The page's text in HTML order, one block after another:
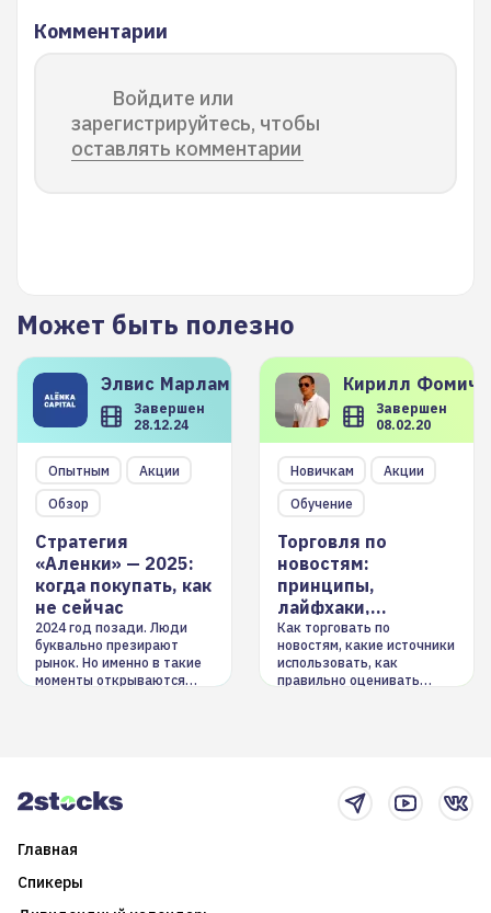
Комментарии
Войдите или
зарегистрируйтесь, чтобы
оставлять комментарии
Может быть полезно
Элвис Марламов
Завершен
28.12.24
Опытным
Акции
Обзор
Стратегия
«Аленки» — 2025:
когда покупать, как
не сейчас
2024 год позади. Люди
буквально презирают
рынок. Но именно в такие
моменты открываются
Кирилл
Завершен
08.02.20
Новичкам
Акции
Обучение
Торговля по
новостям:
принципы,
лайфхаки,
инструменты
Как торговать по
новостям, какие источники
использовать, как
правильно оценивать
Главная
Спикеры